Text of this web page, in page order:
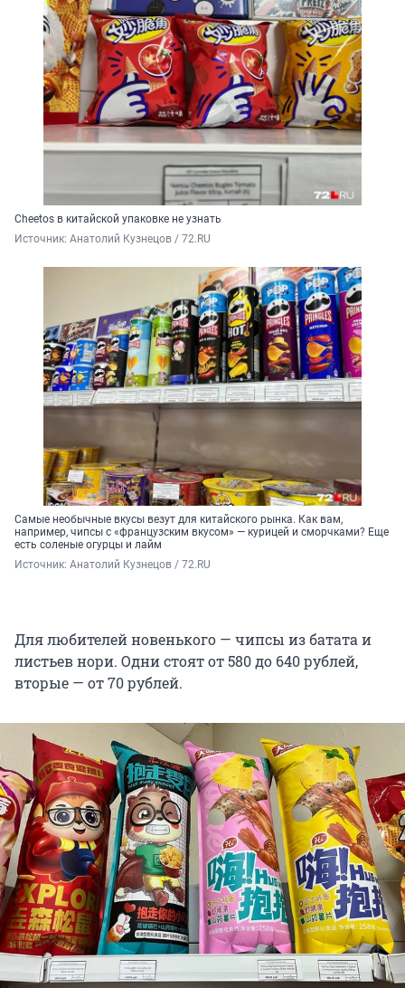
Cheetos в китайской упаковке не узнать
Источник: Анатолий Кузнецов / 72.RU
Самые необычные вкусы везут для китайского рынка. Как вам,
например, чипсы с «французским вкусом» — курицей и сморчками? Еще
есть соленые огурцы и лайм
Источник: Анатолий Кузнецов / 72.RU
Для любителей новенького — чипсы из батата и
листьев нори. Одни стоят от 580 до 640 рублей,
вторые — от 70 рублей.